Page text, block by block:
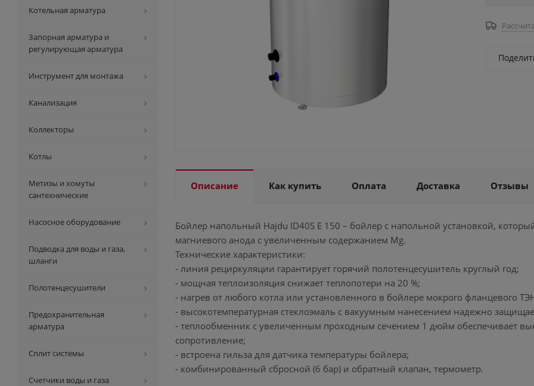
Описание Как купить Оплата Доставка Отзывы
Бойлер напольный Hajdu ID40S E 150 – бойлер с напольной установкой,
магниевого анода с увеличенным содержанием Mg.
Технические характеристики:
- линия рециркуляции гарантирует горячий полотенцесушитель круглый год;
- мощная теплоизоляция снижает теплопотери на 20 %;
- нагрев от любого котла или установленного в бойлере мокрого фланцевого
- высокотемпературная стеклоэмаль с вакуумным нанесением надежно
- теплообменник с увеличенным проходным сечением 1 дюйм обеспечивает
сопротивление;
- встроена гильза для датчика температуры бойлера;
- комбинированный сбросной (6 бар) и обратный клапан, термометр.
Котельная арматура
Запорная арматура и
регулирующая арматура
Инструмент для монтажа
Канализация
Коллекторы
Котлы
Метизы и хомуты
сантехнические
Насосное оборудование
Подводка для воды и газа,
шланги
Полотенцесушители
Предохранительная
арматура
Сплит системы
Счетчики воды и газа